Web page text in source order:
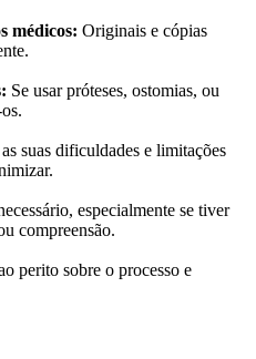
médicos: Originais e cópias
Se usar próteses, ostomias, ou
suas dificuldades e limitações
especialmente se tiver
compreensão.
perito sobre o processo e